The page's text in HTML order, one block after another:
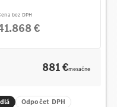
bez DPH
€
881 €mesačne
Odpočet DPH